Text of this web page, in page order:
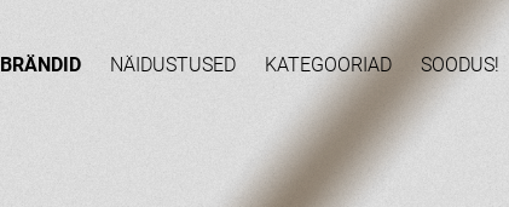
BRÄNDID NÄIDUSTUSED KATEGOORIAD SOODUS!